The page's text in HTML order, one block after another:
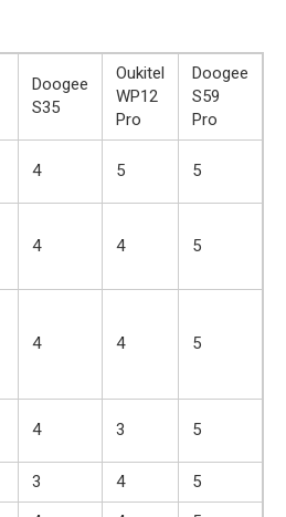
Doogee
S35
Oukitel
WP12
Pro
Doogee
S59
Pro
4 5 5
4 4 5
4 4 5
4 3 5
3 4
5